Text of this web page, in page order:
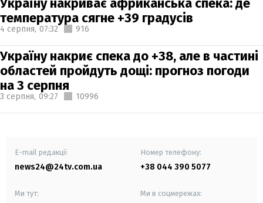
температура сягне +39 градусів
4 серпня, 07:32 916
Україну накриє спека до +38, але в частині
областей пройдуть дощі: прогноз погоди
на 3 серпня
3 серпня, 09:27 10996
E-mail редакції
news24@24tv.com.ua
Номер телефону:
+38 044 390 5077
Ми тут: Ми в соцмережах: